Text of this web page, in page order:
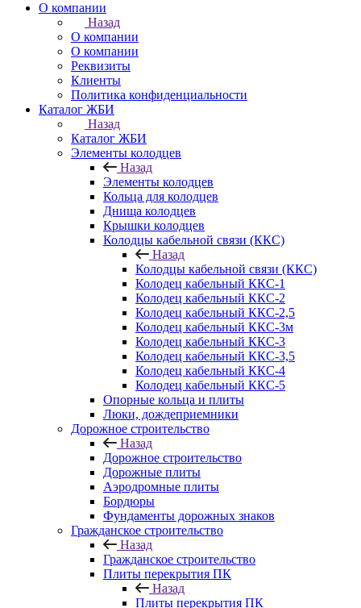
О компании
Назад
О компании
О компании
Реквизиты
Клиенты
Политика конфиденциальности
Каталог ЖБИ
Назад
Каталог ЖБИ
Элементы колодцев
Назад
Элементы колодцев
Кольца для колодцев
Днища колодцев
Крышки колодцев
Колодцы кабельной связи (ККС)
Назад
Колодцы кабельной связи (ККС)
Колодец кабельный ККС-1
Колодец кабельный ККС-2
Колодец кабельный ККС-2,5
Колодец кабельный ККС-3м
Колодец кабельный ККС-3
Колодец кабельный ККС-3,5
Колодец кабельный ККС-4
Колодец кабельный ККС-5
Опорные кольца и плиты
Люки, дождеприемники
Дорожное строительство
Назад
Дорожное строительство
Дорожные плиты
Аэродромные плиты
Бордюры
Фундаменты дорожных знаков
Гражданское строительство
Назад
Гражданское строительство
Плиты перекрытия ПК
Назад
Плиты перекрытия ПК